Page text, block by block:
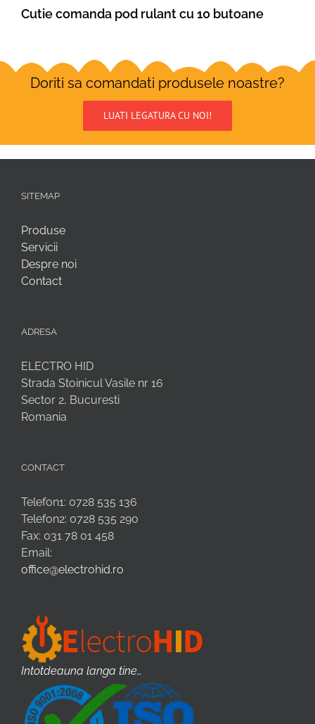
Cutie comanda pod rulant cu 10 butoane
Doriti sa comandati produsele noastre?
LUATI LEGATURA CU NOI!
SITEMAP
Produse
Servicii
Despre noi
Contact
ADRESA
ELECTRO HID
Strada Stoinicul Vasile nr 16
Sector 2, Bucuresti
Romania
CONTACT
Telefon1: 0728 535 136
Telefon2: 0728 535 290
Fax: 031 78 01 458
Email:
office@electrohid.ro
Intotdeauna langa tine…